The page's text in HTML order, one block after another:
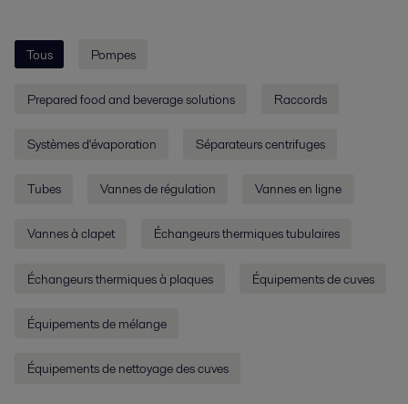
Tous Pompes
Prepared food and beverage solutions Raccords
Systèmes d'évaporation Séparateurs centrifuges
Tubes Vannes de régulation Vannes en ligne
Vannes à clapet Échangeurs thermiques tubulaires
Échangeurs thermiques à plaques Équipements de cuves
Équipements de mélange
Équipements de nettoyage des cuves